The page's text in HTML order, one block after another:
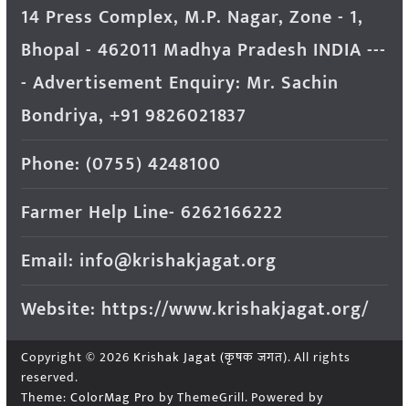
14 Press Complex, M.P. Nagar, Zone - 1,
Bhopal - 462011 Madhya Pradesh INDIA ---
- Advertisement Enquiry: Mr. Sachin
Bondriya, +91 9826021837
Phone: (0755) 4248100
Farmer Help Line- 6262166222
Email: info@krishakjagat.org
Website: https://www.krishakjagat.org/
Copyright © 2026 Krishak Jagat (कृषक जगत). All rights
reserved.
Theme: ColorMag Pro by ThemeGrill. Powered by